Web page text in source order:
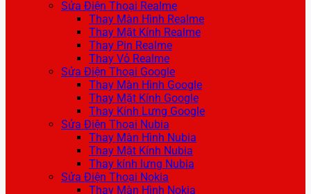
Sửa Điện Thoại Realme
Thay Màn Hình Realme
Thay Mặt Kính Realme
Thay Pin Realme
Thay Vỏ Realme
Sửa Điện Thoại Google
Thay Màn Hình Google
Thay Mặt Kính Google
Thay Kính Lưng Google
Sửa Điện Thoại Nubia
Thay Màn Hình Nubia
Thay Mặt Kính Nubia
Thay kính lưng Nubia
Sửa Điện Thoại Nokia
Thay Màn Hình Nokia